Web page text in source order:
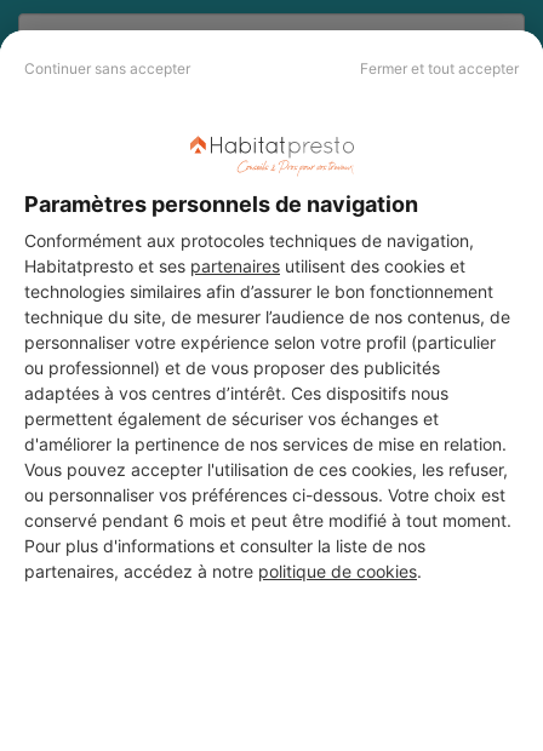
Continuer sans accepter Fermer et tout accepter
Paramètres personnels de navigation
Conformément aux protocoles techniques de navigation,
Habitatpresto et ses partenaires utilisent des cookies et
technologies similaires afin d’assurer le bon fonctionnement
technique du site, de mesurer l’audience de nos contenus, de
personnaliser votre expérience selon votre profil (particulier
ou professionnel) et de vous proposer des publicités
adaptées à vos centres d’intérêt. Ces dispositifs nous
permettent également de sécuriser vos échanges et
d'améliorer la pertinence de nos services de mise en relation.
Vous pouvez accepter l'utilisation de ces cookies, les refuser,
ou personnaliser vos préférences ci-dessous. Votre choix est
conservé pendant 6 mois et peut être modifié à tout moment.
Pour plus d'informations et consulter la liste de nos
partenaires, accédez à notre politique de cookies.
DEMANDER UN DEVIS